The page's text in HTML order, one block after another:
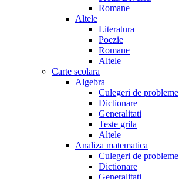
Romane
Altele
Literatura
Poezie
Romane
Altele
Carte scolara
Algebra
Culegeri de probleme
Dictionare
Generalitati
Teste grila
Altele
Analiza matematica
Culegeri de probleme
Dictionare